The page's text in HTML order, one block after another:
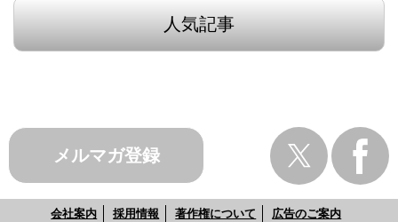
人気記事
メルマガ登録
会社案内 採用情報 著作権について
広告のご案内